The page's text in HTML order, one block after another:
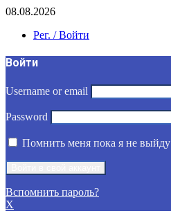
08.08.2026
Рег. / Войти
Войти
Username or email
Password
Помнить меня пока я не выйду
Вспомнить пароль?
X